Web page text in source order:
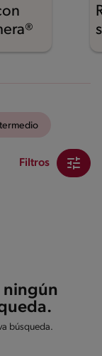
Filtros
ningún
búsqueda.